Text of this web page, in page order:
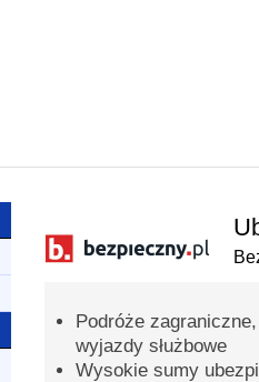
Podróże
wyjazdy służbowe
Wysokie sumy